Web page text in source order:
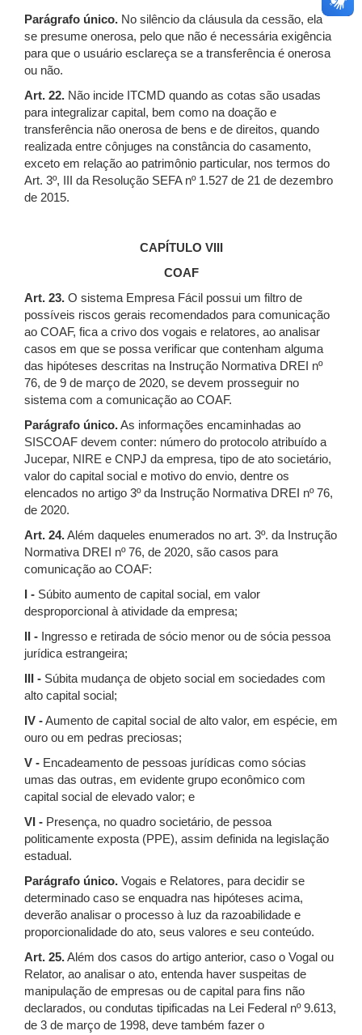
Parágrafo único. No silêncio da cláusula da cessão, ela
se presume onerosa, pelo que não é necessária exigência
para que o usuário esclareça se a transferência é onerosa
ou não.
Art. 22. Não incide ITCMD quando as cotas são usadas
para integralizar capital, bem como na doação e
transferência não onerosa de bens e de direitos, quando
realizada entre cônjuges na constância do casamento,
exceto em relação ao patrimônio particular, nos termos do
Art. 3º, III da Resolução SEFA nº 1.527 de 21 de dezembro
de 2015.
CAPÍTULO VIII
COAF
Art. 23. O sistema Empresa Fácil possui um filtro de
possíveis riscos gerais recomendados para comunicação
ao COAF, fica a crivo dos vogais e relatores, ao analisar
casos em que se possa verificar que contenham alguma
das hipóteses descritas na Instrução Normativa DREI nº
76, de 9 de março de 2020, se devem prosseguir no
sistema com a comunicação ao COAF.
Parágrafo único.As informações encaminhadas ao
SISCOAF devem conter: número do protocolo atribuído a
Jucepar, NIRE e CNPJ da empresa, tipo de ato societário,
valor do capital social e motivo do envio, dentre os
elencados no artigo 3º da Instrução Normativa DREI nº 76,
de 2020.
Art. 24.Além daqueles enumerados no art. 3º. da Instrução
Normativa DREI nº 76, de 2020, são casos para
comunicação ao COAF:
I - Súbito aumento de capital social, em valor
desproporcional à atividade da empresa;
II - Ingresso e retirada de sócio menor ou de sócia pessoa
jurídica estrangeira;
III - Súbita mudança de objeto social em sociedades com
alto capital social;
IV -Aumento de capital social de alto valor, em espécie, em
ouro ou em pedras preciosas;
V - Encadeamento de pessoas jurídicas como sócias
umas das outras, em evidente grupo econômico com
capital social de elevado valor; e
VI - Presença, no quadro societário, de pessoa
politicamente exposta (PPE), assim definida na legislação
estadual.
Parágrafo único. Vogais e Relatores, para decidir se
determinado caso se enquadra nas hipóteses acima,
deverão analisar o processo à luz da razoabilidade e
proporcionalidade do ato, seus valores e seu conteúdo.
Art. 25.Além dos casos do artigo anterior, caso o Vogal ou
Relator, ao analisar o ato, entenda haver suspeitas de
manipulação de empresas ou de capital para fins não
declarados, ou condutas tipificadas na Lei Federal nº 9.613,
de 3 de março de 1998, deve também fazer o